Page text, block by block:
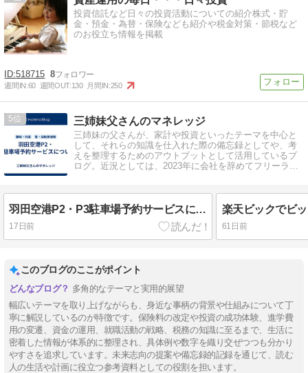
投資信託など日々の投資活動についての紹介株式・貯
金・預金・為替・保険なども紹介や税金対策・節税など
のお役立ち情報を掲載
518715 8
週間IN:60 週間OUT:130 月間IN:250
5 三姉妹父さんのマネレッジ
三姉妹の父さんが、家計や投資といったテーマを中心と
して、それらの知識を仕入れた際の備忘録としてや、考
えを整理するためのアウトプットとして活用しているブ
ログ。近況としては、2023年に会社を辞めてフリーラン
羽田空港P2・P3駐車場予約サービスについて
17日前 61日前
このブログのここがポイント
多角的なテーマと実用的展望
幅広いテーマを取り上げながらも、身近な事柄の背景や仕組みについて丁
寧に解説しているのが特徴です。保険料の改定や投資の成功体験、進学費
用の変遷、資金の運用、就職活動の戦略、税務の知識に至るまで、生活に
密着した情報が体系的に整理され、具体例や数字を織り交ぜつつも分かり
やすさを追求しています。未来志向の提案や備忘録的記録を通じて、読む
人の生活や計画に役立つ参考資料としての役割を担います。